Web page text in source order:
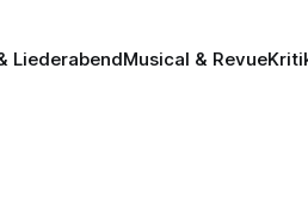
LiederabendMusical & Revue